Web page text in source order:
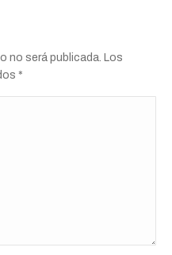
no será publicada. Los
*